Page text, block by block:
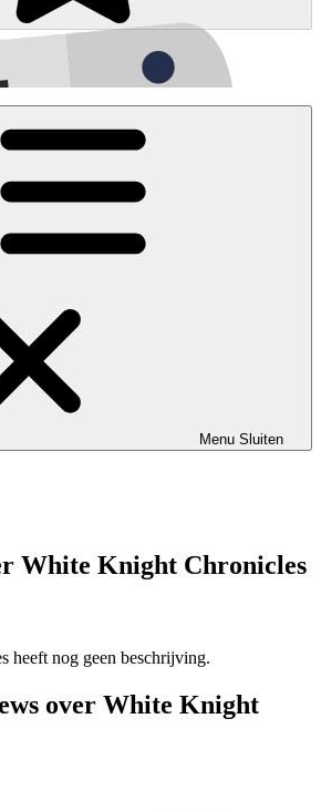
Menu Sluiten
White Knight Chronicles
heeft nog geen beschrijving.
over White Knight